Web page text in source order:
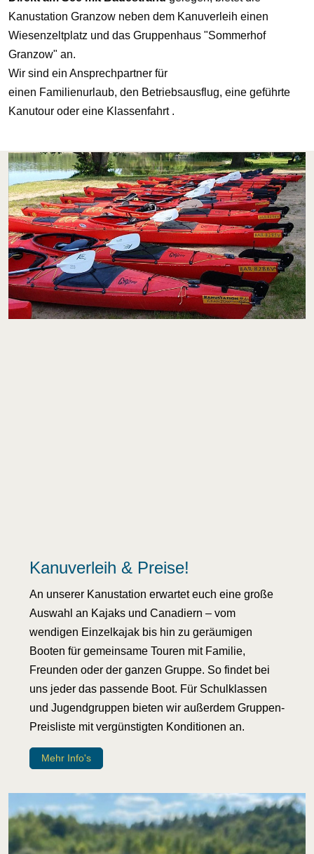
Kanustation Granzow neben dem Kanuverleih einen
Wiesenzeltplatz und das Gruppenhaus "Sommerhof
Granzow" an.
Wir sind ein Ansprechpartner für
einen Familienurlaub, den Betriebsausflug, eine geführte
Kanutour oder eine Klassenfahrt .
Kanuverleih & Preise!
An unserer Kanustation erwartet euch eine große
Auswahl an Kajaks und Canadiern – vom
wendigen Einzelkajak bis hin zu geräumigen
Booten für gemeinsame Touren mit Familie,
Freunden oder der ganzen Gruppe. So findet bei
uns jeder das passende Boot. Für Schulklassen
und Jugendgruppen bieten wir außerdem Gruppen-
Preisliste mit vergünstigten Konditionen an.
Mehr Info's